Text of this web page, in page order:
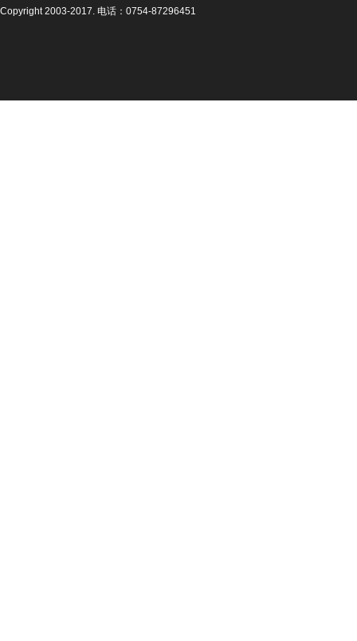
Copyright 2003-2017. 电话：0754-87296451